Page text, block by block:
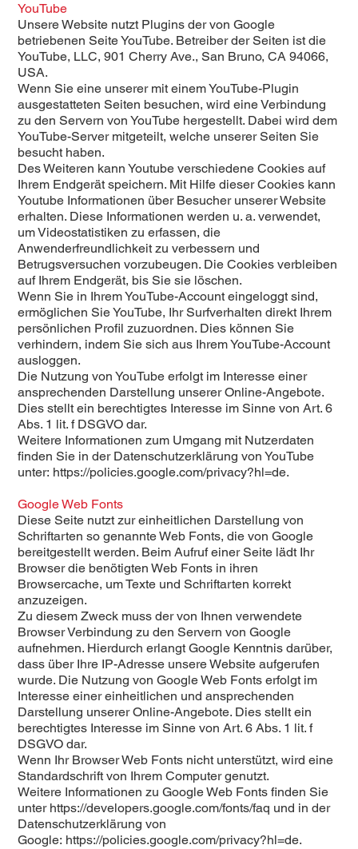
YouTube
Unsere Website nutzt Plugins der von Google
betriebenen Seite YouTube. Betreiber der Seiten ist die
YouTube, LLC, 901 Cherry Ave., San Bruno, CA 94066,
USA.
Wenn Sie eine unserer mit einem YouTube-Plugin
ausgestatteten Seiten besuchen, wird eine Verbindung
zu den Servern von YouTube hergestellt. Dabei wird dem
YouTube-Server mitgeteilt, welche unserer Seiten Sie
besucht haben.
Des Weiteren kann Youtube verschiedene Cookies auf
Ihrem Endgerät speichern. Mit Hilfe dieser Cookies kann
Youtube Informationen über Besucher unserer Website
erhalten. Diese Informationen werden u. a. verwendet,
um Videostatistiken zu erfassen, die
Anwenderfreundlichkeit zu verbessern und
Betrugsversuchen vorzubeugen. Die Cookies verbleiben
auf Ihrem Endgerät, bis Sie sie löschen.
Wenn Sie in Ihrem YouTube-Account eingeloggt sind,
ermöglichen Sie YouTube, Ihr Surfverhalten direkt Ihrem
persönlichen Profil zuzuordnen. Dies können Sie
verhindern, indem Sie sich aus Ihrem YouTube-Account
ausloggen.
Die Nutzung von YouTube erfolgt im Interesse einer
ansprechenden Darstellung unserer Online-Angebote.
Dies stellt ein berechtigtes Interesse im Sinne von Art. 6
Abs. 1 lit. f DSGVO dar.
Weitere Informationen zum Umgang mit Nutzerdaten
finden Sie in der Datenschutzerklärung von YouTube
unter: https://policies.google.com/privacy?hl=de.
Google Web Fonts
Diese Seite nutzt zur einheitlichen Darstellung von
Schriftarten so genannte Web Fonts, die von Google
bereitgestellt werden. Beim Aufruf einer Seite lädt Ihr
Browser die benötigten Web Fonts in ihren
Browsercache, um Texte und Schriftarten korrekt
anzuzeigen.
Zu diesem Zweck muss der von Ihnen verwendete
Browser Verbindung zu den Servern von Google
aufnehmen. Hierdurch erlangt Google Kenntnis darüber,
dass über Ihre IP-Adresse unsere Website aufgerufen
wurde. Die Nutzung von Google Web Fonts erfolgt im
Interesse einer einheitlichen und ansprechenden
Darstellung unserer Online-Angebote. Dies stellt ein
berechtigtes Interesse im Sinne von Art. 6 Abs. 1 lit. f
DSGVO dar.
Wenn Ihr Browser Web Fonts nicht unterstützt, wird eine
Standardschrift von Ihrem Computer genutzt.
Weitere Informationen zu Google Web Fonts finden Sie
unter https://developers.google.com/fonts/faq und in der
Datenschutzerklärung von
Google: https://policies.google.com/privacy?hl=de.